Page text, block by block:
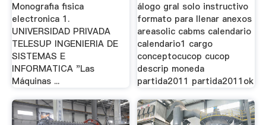
Monografia fisica
electronica 1.
UNIVERSIDAD PRIVADA
TELESUP INGENIERIA DE
SISTEMAS E
INFORMATICA "Las
Máquinas ...
álogo gral solo instructivo
formato para llenar anexos
areasolic cabms calendario
calendario1 cargo
conceptocucop cucop
descrip moneda
partida2011 partida2011ok